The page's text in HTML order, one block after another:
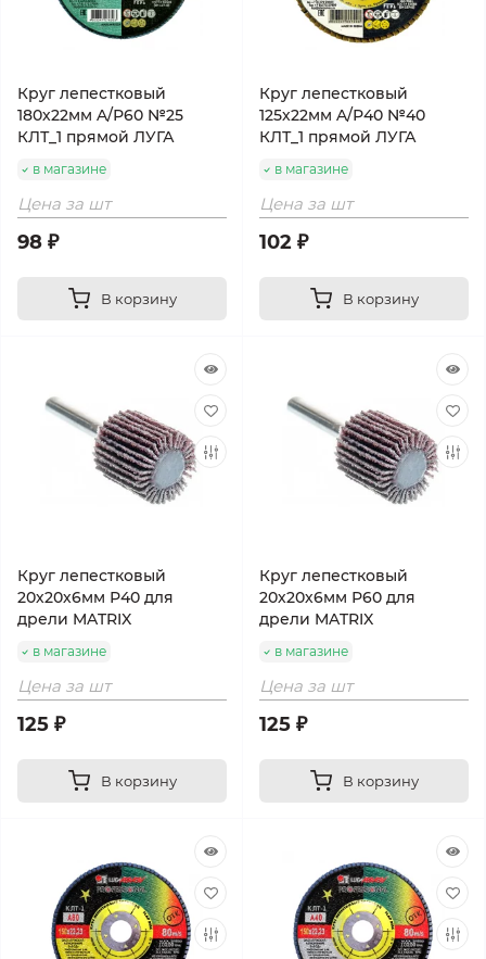
Круг лепестковый
180х22мм A/Р60 №25
КЛТ_1 прямой ЛУГА
в магазине
Цена за шт
98 ₽
В корзину
Круг лепестковый
125х22мм A/Р40 №40
КЛТ_1 прямой ЛУГА
в магазине
Цена за шт
102 ₽
В корзину
Круг лепестковый
20х20х6мм Р40 для
дрели MATRIX
в магазине
Цена за шт
125 ₽
В корзину
Круг лепестковый
20х20х6мм Р60 для
дрели MATRIX
в магазине
Цена за шт
125 ₽
В корзину